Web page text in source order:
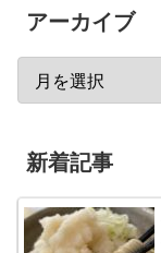
アーカイブ
新着記事